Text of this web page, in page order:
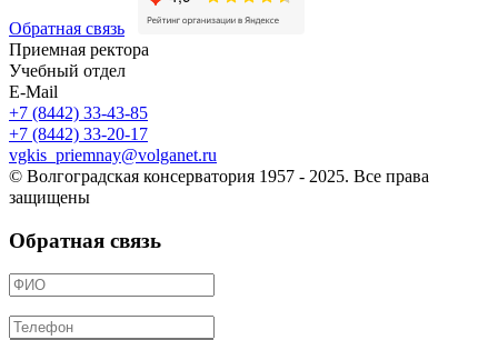
Обратная связь
Приемная ректора
Учебный отдел
E-Mail
+7 (8442) 33-43-85
+7 (8442) 33-20-17
vgkis_priemnay@volganet.ru
© Волгоградская консерватория 1957 - 2025. Все права
защищены
Обратная связь